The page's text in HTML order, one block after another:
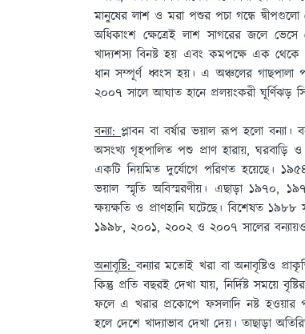
মানুষের লাশ ও মরা পশুর পচা গন্ধে
অধিকাংশ ক্ষেত্রেই লাশ সাগরের জলে
খাদ্যশস্য বিনষ্ট হয় এবং কমপক্ষে এক
ধান সম্পূর্ণ ধ্বংস হয়। এ অঞ্চলের
২০০৭ সালে আঘাত হানে প্রলয়ংকরী ঘূর্ণিঝড়
বন্যা:প্লাবন বা বর্ষার ভয়াল রূপ হলো বন্যা।
অসংখ্য গৃহপালিত পশু প্রাণ হারায়,
একটি নিয়মিত দুর্যোগে পরিণত হয়েছে।
ভয়াল স্মৃতি অবিস্মরণীয়। এছাড়া ১৯৭০,
ক্ষয়ক্ষতি ও প্রাণহানি ঘটেছে। বিশেষত
১৯৯৮, ২০০১, ২০০২ ও ২০০৭ সালের বন্যায়ও
অনাবৃষ্টি:বন্যার মতোই খরা বা অনাবৃষ্টিও
কিন্তু প্রতি বছরই দেখা যায়, নির্দিষ্ট সময়ে
ফলে এ খরার প্রকোপে ফসলাদি নষ্ট হওয়ার
হলে দেশে খাদ্যাভাব দেখা দেয়। তাছাড়া